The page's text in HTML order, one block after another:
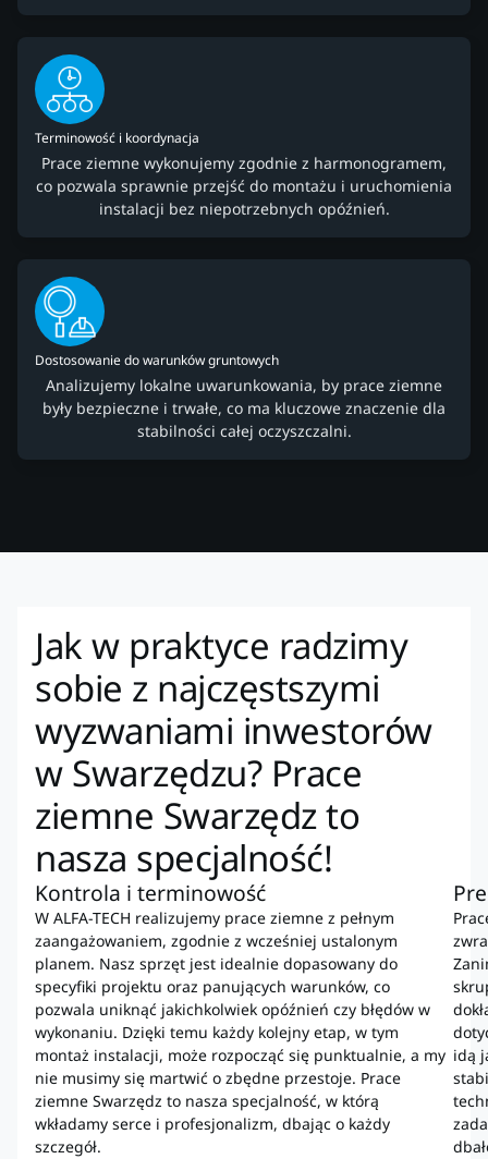
Terminowość i koordynacja
Prace ziemne wykonujemy zgodnie z harmonogramem,
co pozwala sprawnie przejść do montażu i uruchomienia
instalacji bez niepotrzebnych opóźnień.
Dostosowanie do warunków gruntowych
Analizujemy lokalne uwarunkowania, by prace ziemne
były bezpieczne i trwałe, co ma kluczowe znaczenie dla
stabilności całej oczyszczalni.
Jak w praktyce radzimy
sobie z najczęstszymi
wyzwaniami inwestorów
w Swarzędzu? Prace
ziemne Swarzędz to
nasza specjalność!
Kontrola i terminowość
W ALFA-TECH realizujemy prace ziemne z pełnym
zaangażowaniem, zgodnie z wcześniej ustalonym
planem. Nasz sprzęt jest idealnie dopasowany do
specyfiki projektu oraz panujących warunków, co
pozwala uniknąć jakichkolwiek opóźnień czy błędów w
wykonaniu. Dzięki temu każdy kolejny etap, w tym
montaż instalacji, może rozpocząć się punktualnie, a my
nie musimy się martwić o zbędne przestoje. Prace
ziemne Swarzędz to nasza specjalność, w którą
wkładamy serce i profesjonalizm, dbając o każdy
szczegół.
idą